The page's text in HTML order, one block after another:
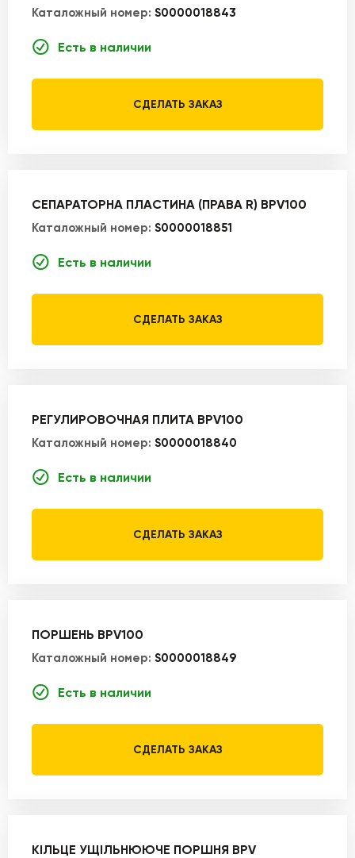
Каталожный номер: S0000018843
Есть в наличии
СДЕЛАТЬ ЗАКАЗ
СЕПАРАТОРНА ПЛАСТИНА (ПРАВА R) BPV100
Каталожный номер: S0000018851
Есть в наличии
СДЕЛАТЬ ЗАКАЗ
РЕГУЛИРОВОЧНАЯ ПЛИТА BPV100
Каталожный номер: S0000018840
Есть в наличии
СДЕЛАТЬ ЗАКАЗ
ПОРШЕНЬ BPV100
Каталожный номер: S0000018849
Есть в наличии
СДЕЛАТЬ ЗАКАЗ
КІЛЬЦЕ УЩІЛЬНЮЮЧЕ ПОРШНЯ BPV